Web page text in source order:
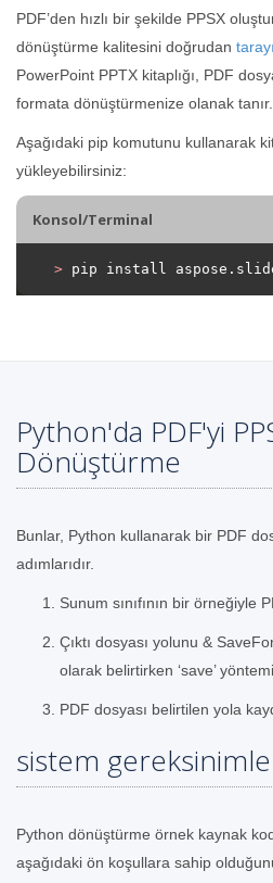
PDF’den hızlı bir şekilde PPSX
dönüştürme kalitesini doğrudan
PowerPoint PPTX kitaplığı, PDF
formata dönüştürmenize olanak tanır.
Aşağıdaki pip komutunu kullanarak
yükleyebilirsiniz:
Konsol/Terminal
> pip install
Python'da PDF'yi
Dönüştürme
Bunlar, Python kullanarak bir PDF
adımlarıdır.
Sunum sınıfının bir örneğiyle
Çıktı dosyası yolunu &
olarak belirtirken ‘save’
PDF dosyası belirtilen yola
sistem
Python dönüştürme örnek kaynak
aşağıdaki ön koşullara sahip